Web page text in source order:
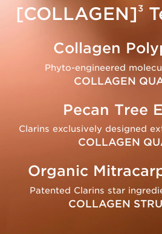
[COLLAGEN] 3
Collagen
Phyto-engineered
COLLAGEN
Pecan Tree
Clarins exclusively designed
COLLAGEN
Organic
Patented Clarins star
COLLAGEN